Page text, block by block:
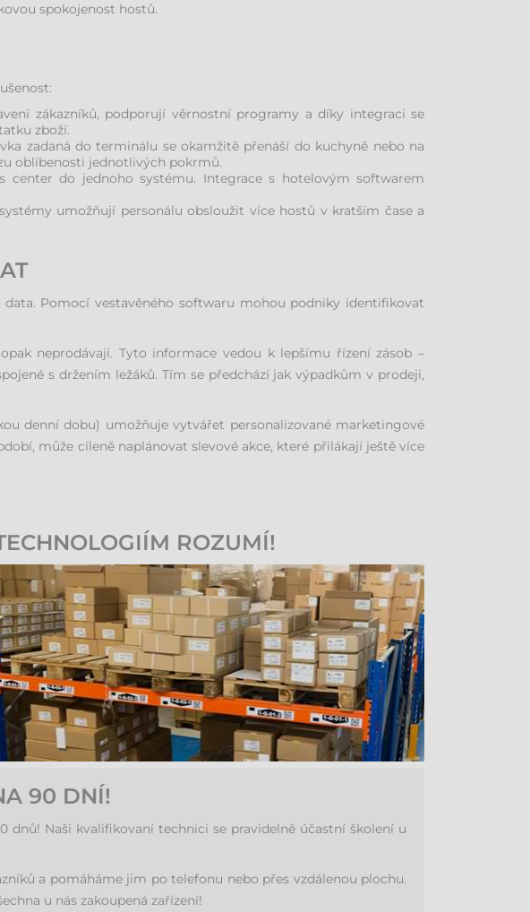
spokojenost hostů.
zákazníků, podporují věrnostní programy a díky integraci se
zboží.
zadaná do terminálu se okamžitě přenáší do kuchyně nebo na
oblíbenosti jednotlivých pokrmů.
do jednoho systému. Integrace s hotelovým softwarem
umožňují personálu obsloužit více hostů v kratším čase a
Pomocí vestavěného softwaru mohou podniky identifikovat
neprodávají. Tyto informace vedou k lepšímu řízení zásob –
s držením ležáků. Tím se předchází jak výpadkům v prodeji,
denní dobu) umožňuje vytvářet personalizované marketingové
může cíleně naplánovat slevové akce, které přilákají ještě více
ROZUMÍ!
90 DNÍ!
Naši kvalifikovaní technici se pravidelně účastní školení u
a pomáháme jim po telefonu nebo přes vzdálenou plochu.
u nás zakoupená zařízení!